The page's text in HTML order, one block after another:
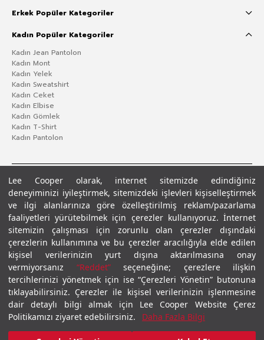
Lee Cooper olarak, internet sitemizde edindiğiniz
deneyiminizi iyileştirmek, sitemizdeki işlevleri kişiselleştirmek
ve ilgi alanlarınıza göre özelleştirilmiş reklam/pazarlama
faaliyetleri yürütebilmek için çerezler kullanıyoruz. İnternet
sitemizin çalışması için zorunlu olan çerezler dışındaki
çerezlerin kullanımına ve bu çerezler aracılığıyla elde edilen
kişisel verilerinizin yurt dışına aktarılmasına onay
vermiyorsanız “Reddet”seçeneğine; çerezlere ilişkin
tercihlerinizi yönetmek için ise “Çerezleri Yönetin” butonuna
tıklayabilirsiniz. Çerezler ile kişisel verilerinizin işlenmesine
dair detaylı bilgi almak için Lee Cooper Website Çerez
Politikamızı ziyaret edebilirsiniz.
Daha Fazla Bilgi
Erkek Popüler Kategoriler
Kadın Popüler Kategoriler
Kadın Jean Pantolon
Kadın Mont
Kadın Yelek
Kadın Sweatshirt
Kadın Ceket
Kadın Elbise
Kadın Gömlek
Kadın T-Shirt
Kadın Pantolon
Gizlilik PolitikasıÇerez Politikası KVKK Aydınlatma MetniŞartlar ve Koşullar
© 2026 Leecooper - Tüm Hakları Saklıdır.